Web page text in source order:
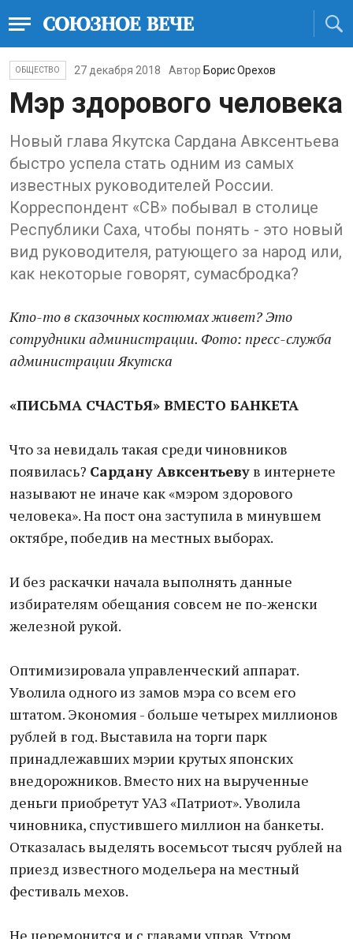
ОБЩЕСТВО 27 декабря 2018 Автор Борис Орехов
Мэр здорового человека
Новый глава Якутска Сардана Авксентьева
быстро успела стать одним из самых
известных руководителей России.
Корреспондент «СВ» побывал в столице
Республики Саха, чтобы понять - это новый
вид руководителя, ратующего за народ или,
как некоторые говорят, сумасбродка?
Кто-то в сказочных костюмах живет? Это
сотрудники администрации. Фото: пресс-служба
администрации Якутска
«ПИСЬМА СЧАСТЬЯ» ВМЕСТО БАНКЕТА
Что за невидаль такая среди чиновников
появилась? Сардану Авксентьеву в интернете
называют не иначе как «мэром здорового
человека». На пост она заступила в минувшем
октябре, победив на местных выборах.
И без раскачки начала выполнять данные
избирателям обещания совсем не по-женски
железной рукой.
Оптимизировала управленческий аппарат.
Уволила одного из замов мэра со всем его
штатом. Экономия - больше четырех миллионов
рублей в год. Выставила на торги парк
принадлежавших мэрии крутых японских
внедорожников. Вместо них на вырученные
деньги приобретут УАЗ «Патриот». Уволила
чиновника, спустившего миллион на банкеты.
Отказалась выделять восемьсот тысяч рублей на
приезд известного модельера на местный
фестиваль мехов.
Не церемонится и с главами управ. Утром